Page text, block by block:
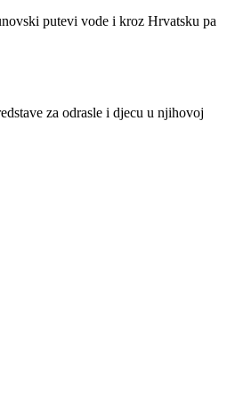
putevi vode i kroz Hrvatsku pa
za odrasle i djecu u njihovoj